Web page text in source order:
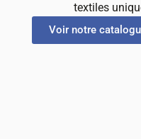
textiles
Voir notre